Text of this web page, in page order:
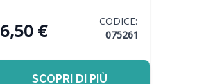
6,50 €
CODICE:
075261
SCOPRI DI PIÙ